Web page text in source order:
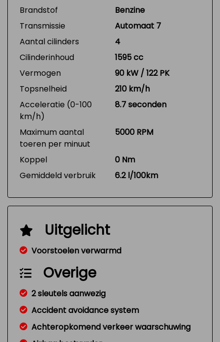
Brandstof
Benzine
Transmissie
Automaat 7
Aantal cilinders
4
Cilinderinhoud
1595 cc
Vermogen
90 kW / 122 PK
Topsnelheid
210 km/h
Acceleratie (0-100
km/h)
8.7 seconden
Maximum aantal
toeren per minuut
5000 RPM
Koppel
0 Nm
Gemiddeld verbruik
6.2 l/100km
Uitgelicht
Voorstoelen verwarmd
Overige
2 sleutels aanwezig
Accident avoidance system
Achteropkomend verkeer waarschuwing